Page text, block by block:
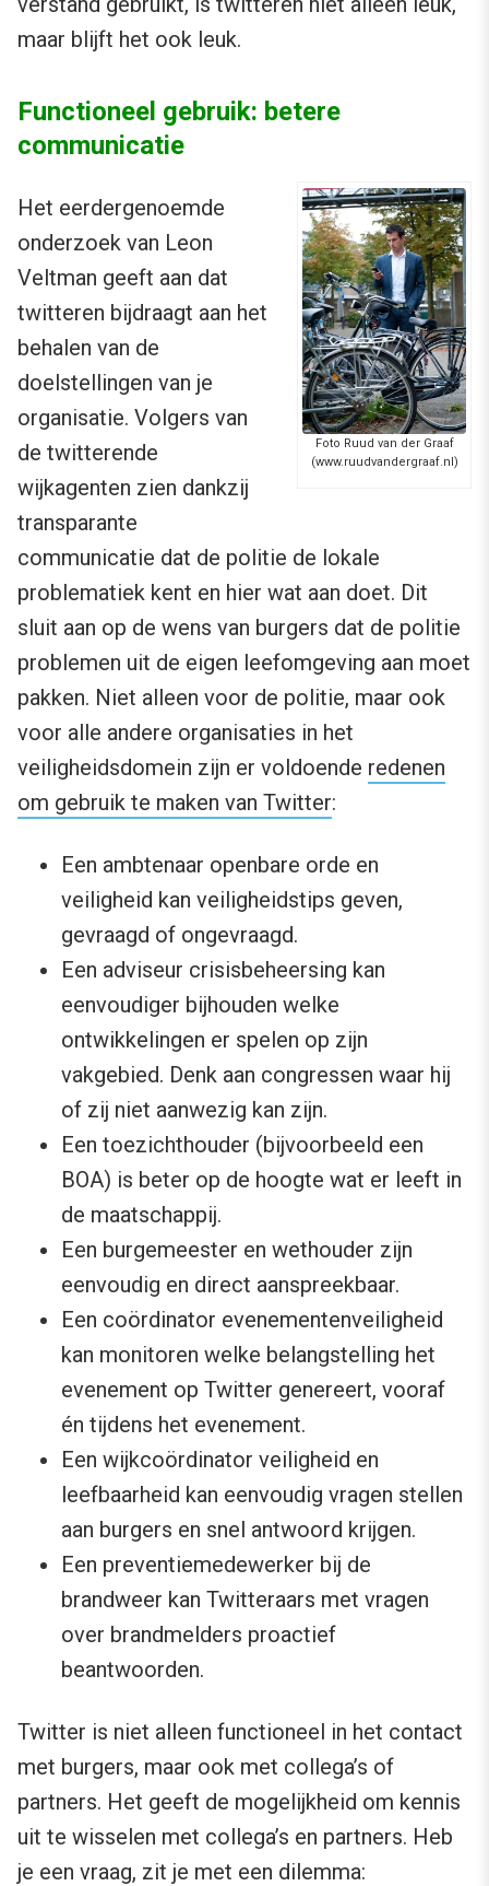
maar blijft het ook leuk.
Functioneel gebruik: betere
communicatie
Foto Ruud van der Graaf
(www.ruudvandergraaf.nl)
Het eerdergenoemde
onderzoek van Leon
Veltman geeft aan dat
twitteren bijdraagt aan het
behalen van de
doelstellingen van je
organisatie. Volgers van
de twitterende
wijkagenten zien dankzij
transparante
communicatie dat de politie de lokale
problematiek kent en hier wat aan doet. Dit
sluit aan op de wens van burgers dat de politie
problemen uit de eigen leefomgeving aan moet
pakken. Niet alleen voor de politie, maar ook
voor alle andere organisaties in het
veiligheidsdomein zijn er voldoende redenen
om gebruik te maken van Twitter:
Een ambtenaar openbare orde en
veiligheid kan veiligheidstips geven,
gevraagd of ongevraagd.
Een adviseur crisisbeheersing kan
eenvoudiger bijhouden welke
ontwikkelingen er spelen op zijn
vakgebied. Denk aan congressen waar hij
of zij niet aanwezig kan zijn.
Een toezichthouder (bijvoorbeeld een
BOA) is beter op de hoogte wat er leeft in
de maatschappij.
Een burgemeester en wethouder zijn
eenvoudig en direct aanspreekbaar.
Een coördinator evenementenveiligheid
kan monitoren welke belangstelling het
evenement op Twitter genereert, vooraf
én tijdens het evenement.
Een wijkcoördinator veiligheid en
leefbaarheid kan eenvoudig vragen stellen
aan burgers en snel antwoord krijgen.
Een preventiemedewerker bij de
brandweer kan Twitteraars met vragen
over brandmelders proactief
beantwoorden.
Twitter is niet alleen functioneel in het contact
met burgers, maar ook met collega’s of
partners. Het geeft de mogelijkheid om kennis
uit te wisselen met collega’s en partners. Heb
je een vraag, zit je met een dilemma: